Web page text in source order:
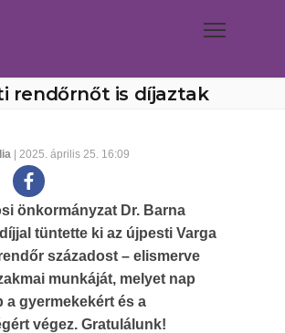
rendőrnőt is díjaztak
| 2025. április 25. 16:09
önkormányzat Dr. Barna
tüntette ki az újpesti Varga
századost – elismerve
munkáját, melyet nap
a gyermekekért és a
végez. Gratulálunk!